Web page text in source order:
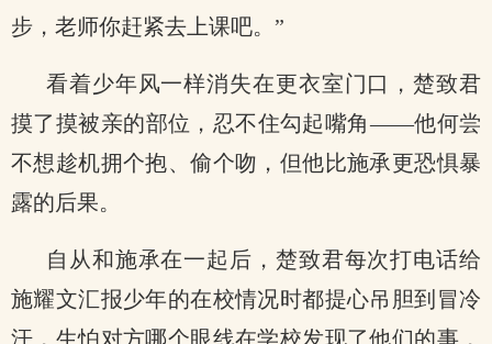
步，老师你赶紧去上课吧。”
看着少年风一样消失在更衣室门口，楚致君
摸了摸被亲的部位，忍不住勾起嘴角——他何尝
不想趁机拥个抱、偷个吻，但他比施承更恐惧暴
露的后果。
自从和施承在一起后，楚致君每次打电话给
施耀文汇报少年的在校情况时都提心吊胆到冒冷
汗，生怕对方哪个眼线在学校发现了他们的事，